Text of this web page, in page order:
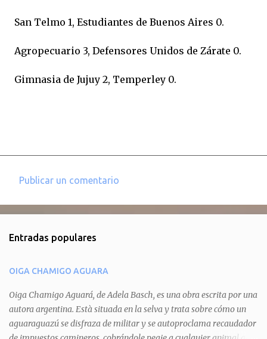
San Telmo 1, Estudiantes de Buenos Aires 0.
Agropecuario 3, Defensores Unidos de Zárate 0.
Gimnasia de Jujuy 2, Temperley 0.
e
t
a
r
i
Publicar un comentario
Entradas populares
OIGA CHAMIGO AGUARA
Oiga Chamigo Aguará, de Adela Basch, es una obra escrita por una
autora argentina. Està situada en la selva y trata sobre cómo un
aguaraguazú se disfraza de militar y se autoproclama recaudador